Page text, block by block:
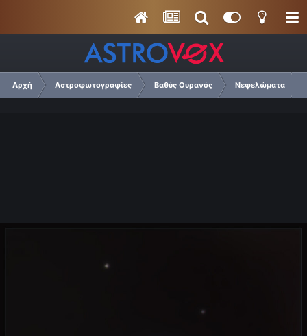
Αρχή Αστροφωτογραφίες Βαθύς Ουρανός Νεφελώματα